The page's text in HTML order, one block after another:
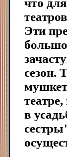
что
Эти
сезон.
в